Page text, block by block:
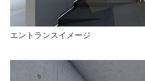
エントランスイメージ